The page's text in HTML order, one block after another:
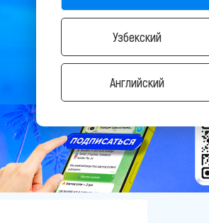
Узбекский
Английский